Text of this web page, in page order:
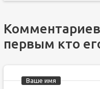
первым кто
Ваше имя